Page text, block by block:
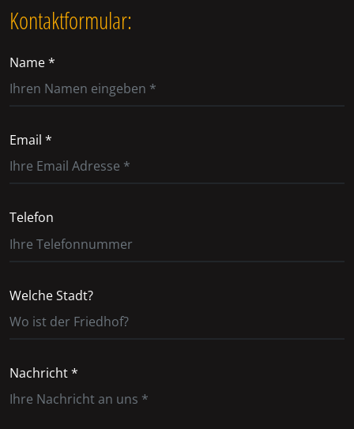
Kontaktformular:
Name *
Email *
Telefon
Welche Stadt?
Nachricht *